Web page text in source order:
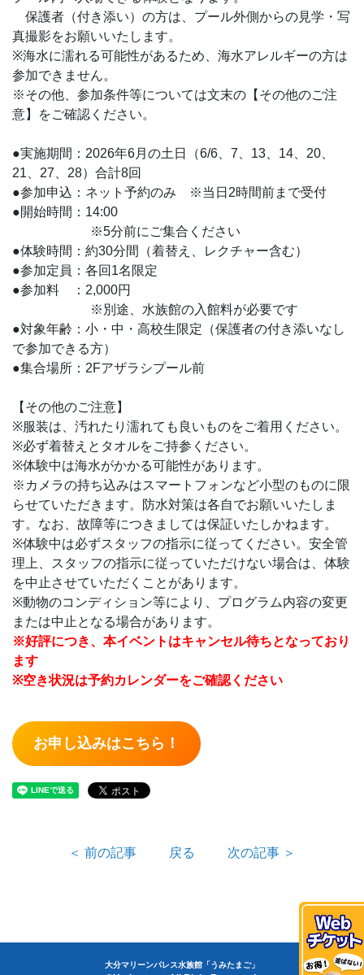
保護者（付き添い）の方は、プール外側からの見学・写
真撮影をお願いいたします。
※海水に濡れる可能性があるため、海水アレルギーの方は
参加できません。
※その他、参加条件等については文末の【その他のご注
意】をご確認ください。
●実施期間：2026年6月の土日（6/6、7、13、14、20、
21、27、28）合計8回
●参加申込：ネット予約のみ ※当日2時間前まで受付
●開始時間：14:00
※5分前にご集合ください
●体験時間：約30分間（着替え、レクチャー含む）
●参加定員：各回1名限定
●参加料 ：2,000円
※別途、水族館の入館料が必要です
●対象年齢：小・中・高校生限定（保護者の付き添いなし
で参加できる方）
●集合場所：2Fアザラシプール前
【その他のご注意】
※服装は、汚れたり濡れても良いものをご着用ください。
※必ず着替えとタオルをご持参ください。
※体験中は海水がかかる可能性があります。
※カメラの持ち込みはスマートフォンなど小型のものに限
らせていただきます。防水対策は各自でお願いいたしま
す。なお、故障等につきましては保証いたしかねます。
※体験中は必ずスタッフの指示に従ってください。安全管
理上、スタッフの指示に従っていただけない場合は、体験
を中止させていただくことがあります。
※動物のコンディション等により、プログラム内容の変更
または中止となる場合があります。
※好評につき、本イベントはキャンセル待ちとなっており
ます
※空き状況は予約カレンダーをご確認ください
お申し込みはこちら！
＜ 前の記事 戻る 次の記事 ＞
大分マリーンパレス水族館「うみたまご」